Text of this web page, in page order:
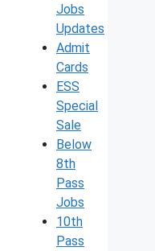
Jobs
Updates
Admit
Cards
ESS
Special
Sale
Below
8th
Pass
Jobs
10th
Pass